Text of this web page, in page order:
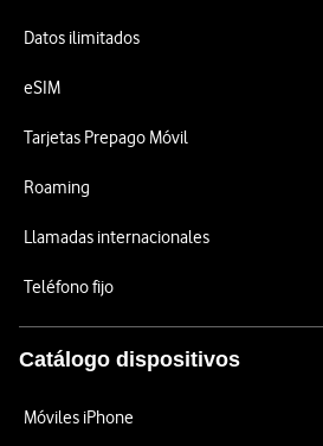
Datos ilimitados
eSIM
Tarjetas Prepago Móvil
Roaming
Llamadas internacionales
Teléfono fijo
Catálogo dispositivos
Móviles iPhone